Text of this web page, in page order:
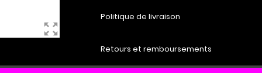
zoom_out_map
Politique de livraison
Retours et remboursements